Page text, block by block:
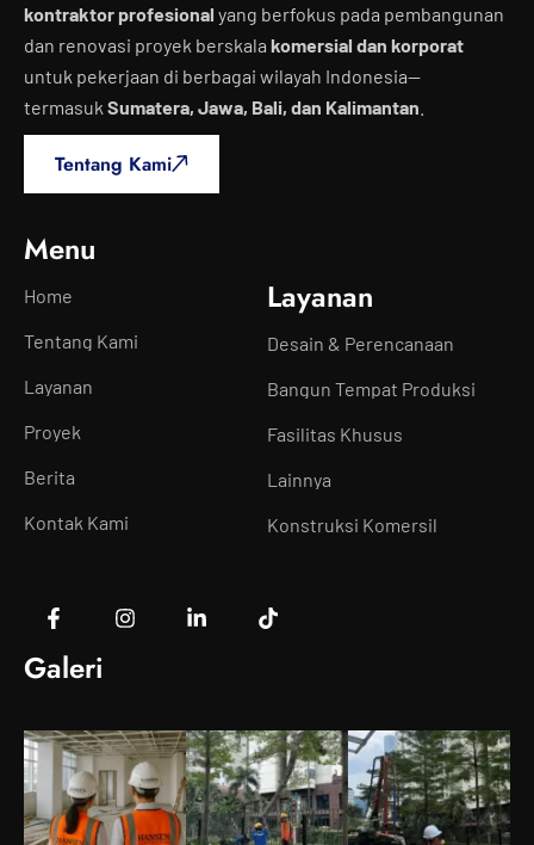
kontraktor profesional yang berfokus pada pembangunan
dan renovasi proyek berskala komersial dan korporat
untuk pekerjaan di berbagai wilayah Indonesia—
termasuk Sumatera, Jawa, Bali, dan Kalimantan
Tentang Kami
Menu
Home
Tentang Kami
Layanan
Proyek
Berita
Kontak Kami
Layanan
Desain & Perencanaan
Bangun Tempat Produksi
Fasilitas Khusus
Lainnya
Konstruksi Komersil
Galeri